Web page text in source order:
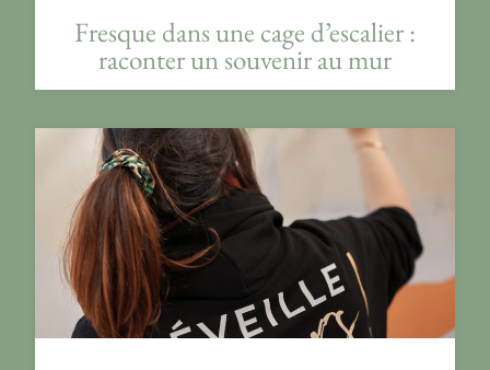
Fresque dans une cage d’escalier :
raconter un souvenir au mur